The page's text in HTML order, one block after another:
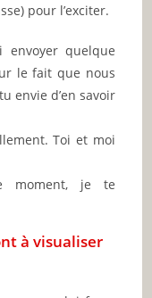
pour l’exciter.
envoyer quelque
le fait que nous
envie d’en savoir
Toi et moi
moment, je te
à visualiser